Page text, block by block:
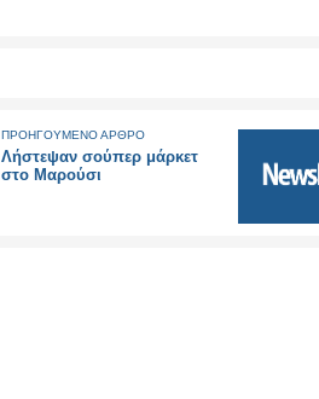
ΠΡΟΗΓΟΥΜΕΝΟ ΑΡΘΡΟ
Λήστεψαν σούπερ μάρκετ
στο Μαρούσι